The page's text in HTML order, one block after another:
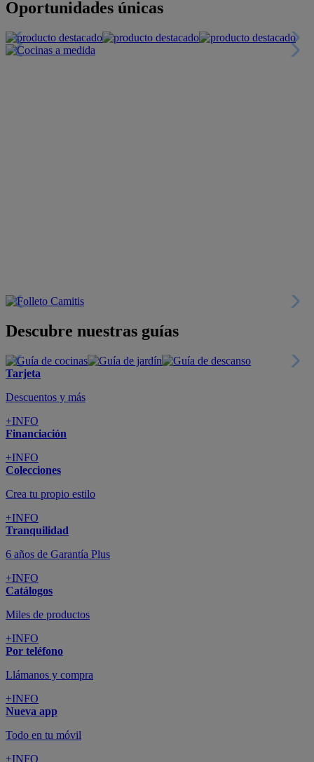
Oportunidades únicas
Descubre nuestras guías
Tarjeta
Descuentos y más
+INFO
Financiación
+INFO
Colecciones
Crea tu propio estilo
+INFO
Tranquilidad
6 años de Garantía Plus
+INFO
Catálogos
Miles de productos
+INFO
Por teléfono
Llámanos y compra
+INFO
Nueva app
Todo en tu móvil
+INFO